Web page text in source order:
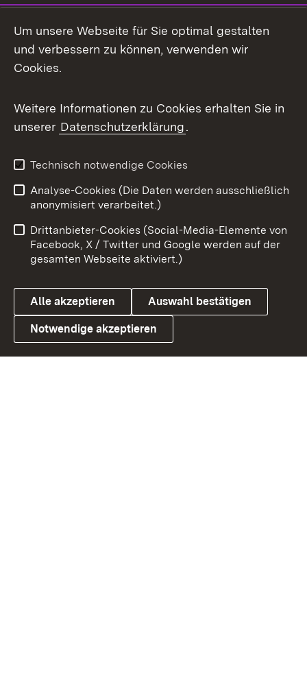
Facebook
X / Twitter
Youtube
Link zum Landesportal
Impressum
Kontakt
Barrierefreiheit
Datenschutz
Cookies
Um unsere Webseite für Sie optimal gestalten
und verbessern zu können, verwenden wir
Cookies.
Weitere Informationen zu Cookies erhalten Sie in
unserer Datenschutzerklärung.
Technisch notwendige Cookies
Analyse-Cookies (Die Daten werden ausschließlich
anonymisiert verarbeitet.)
Drittanbieter-Cookies (Social-Media-Elemente von
Facebook, X / Twitter und Google werden auf der
gesamten Webseite aktiviert.)
Alle akzeptieren Auswahl bestätigen
Notwendige akzeptieren